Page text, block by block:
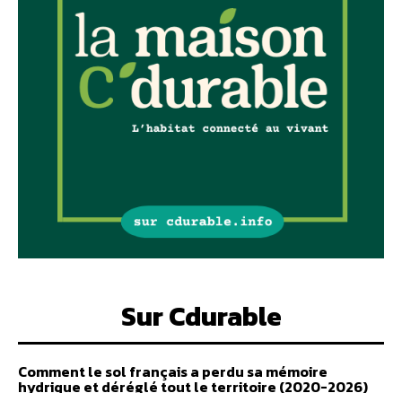
Sur Cdurable
Comment le sol français a perdu sa mémoire
hydrique et déréglé tout le territoire (2020-2026)